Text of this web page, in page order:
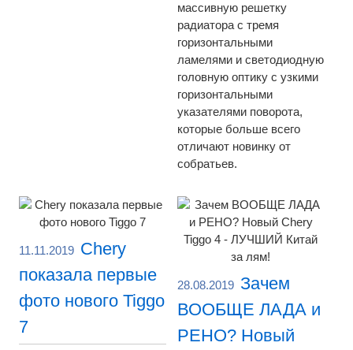
массивную решетку
радиатора с тремя
горизонтальными
ламелями и светодиодную
головную оптику с узкими
горизонтальными
указателями поворота,
которые больше всего
отличают новинку от
собратьев.
11.11.2019 Chery
показала первые
фото нового Tiggo
7
28.08.2019 Зачем
ВООБЩЕ ЛАДА и
РЕНО? Новый